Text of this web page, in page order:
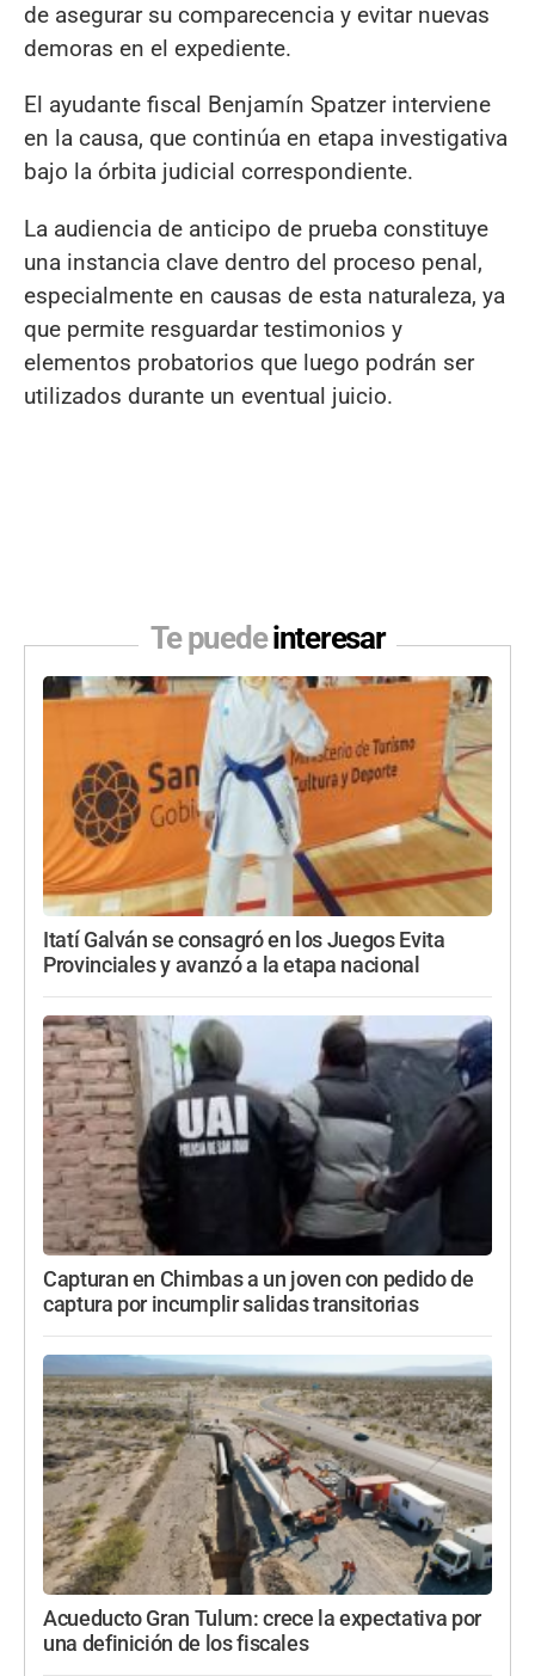
de asegurar su comparecencia y evitar nuevas
demoras en el expediente.
El ayudante fiscal Benjamín Spatzer interviene
en la causa, que continúa en etapa investigativa
bajo la órbita judicial correspondiente.
La audiencia de anticipo de prueba constituye
una instancia clave dentro del proceso penal,
especialmente en causas de esta naturaleza, ya
que permite resguardar testimonios y
elementos probatorios que luego podrán ser
utilizados durante un eventual juicio.
Te puedeinteresar
Itatí Galván se consagró en los Juegos Evita
Provinciales y avanzó a la etapa nacional
Capturan en Chimbas a un joven con pedido de
captura por incumplir salidas transitorias
Acueducto Gran Tulum: crece la expectativa por
una definición de los fiscales